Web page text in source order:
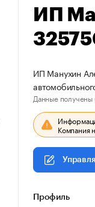
ИП
ИП Манухин
Данные получены
Компания
Профиль